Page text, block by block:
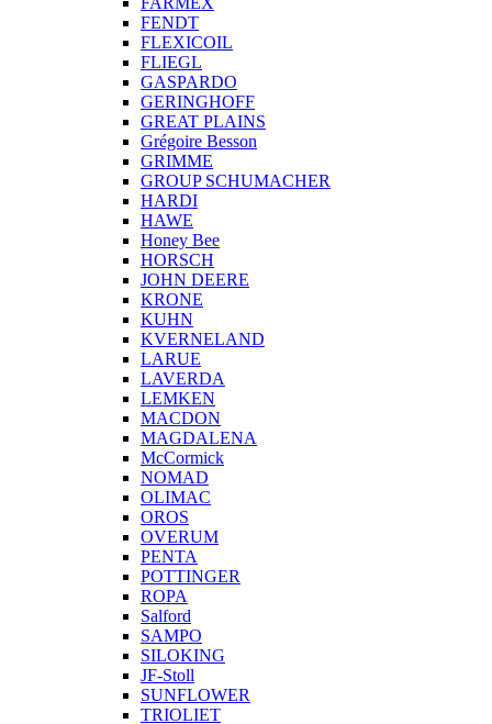
FENDT
FLEXICOIL
FLIEGL
GASPARDO
GERINGHOFF
GREAT PLAINS
Grégoire Besson
GRIMME
GROUP SCHUMACHER
HARDI
HAWE
Honey Bee
HORSCH
JOHN DEERE
KRONE
KUHN
KVERNELAND
LARUE
LAVERDA
LEMKEN
MACDON
MAGDALENA
McCormick
NOMAD
OLIMAC
OROS
OVERUM
PENTA
POTTINGER
ROPA
Salford
SAMPO
SILOKING
JF-Stoll
SUNFLOWER
TRIOLIET